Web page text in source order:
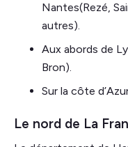
Nantes(Rezé,
autres).
Aux abords de
Bron).
Sur la côte
Le nord de La